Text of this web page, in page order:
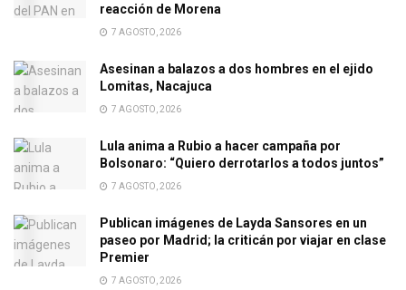
reacción de Morena
7 AGOSTO, 2026
Asesinan a balazos a dos hombres en el ejido
Lomitas, Nacajuca
7 AGOSTO, 2026
Lula anima a Rubio a hacer campaña por
Bolsonaro: “Quiero derrotarlos a todos juntos”
7 AGOSTO, 2026
Publican imágenes de Layda Sansores en un
paseo por Madrid; la criticán por viajar en clase
Premier
7 AGOSTO, 2026